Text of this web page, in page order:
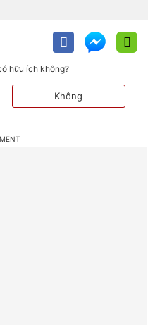
hữu ích không?
Không